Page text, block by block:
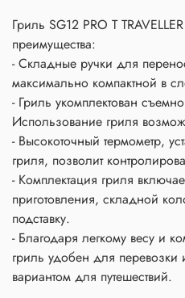
Гриль SG12 PRO T
преимущества:
- Складные ручки для
максимально компактной в
- Гриль укомплектован
Использование гриля
- Высокоточный термометр,
гриля, позволит
- Комплектация гриля
приготовления, складной
подставку.
- Благодаря легкому весу и
гриль удобен для перевозки
вариантом для путешествий.